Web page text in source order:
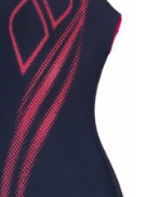
Add to
wishlist